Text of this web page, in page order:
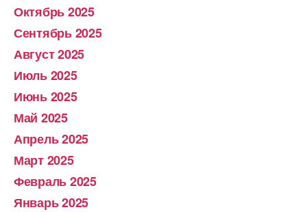
Октябрь 2025
Сентябрь 2025
Август 2025
Июль 2025
Июнь 2025
Май 2025
Апрель 2025
Март 2025
Февраль 2025
Январь 2025